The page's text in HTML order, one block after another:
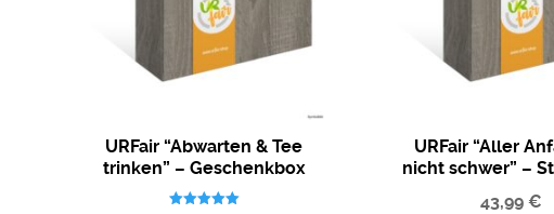
URFair “Abwarten & Tee
trinken” – Geschenkbox
Tees
URFair “Aller
nicht schwer” –
Gewürze
43,99€